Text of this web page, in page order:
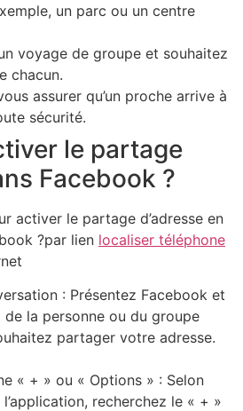
un parc ou un centre
voyage de groupe et souhaitez
chacun.
assurer qu’un proche arrive à
sécurité.
le partage
Facebook ?
activer le partage d’adresse en
?par lien localiser téléphone
: Présentez Facebook et
la personne ou du groupe
partager votre adresse.
« + » ou « Options » : Selon
recherchez le « + »